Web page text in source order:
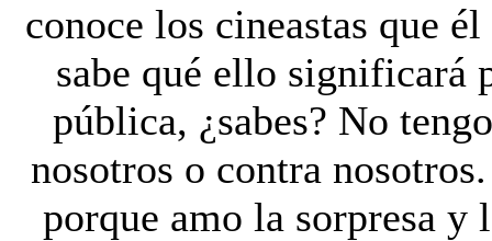
conoce los cineastas que
sabe qué ello significará
pública, ¿sabes? No
nosotros o contra
porque amo la sorpresa